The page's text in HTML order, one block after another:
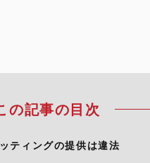
の記事の目次
ティングの提供は違法